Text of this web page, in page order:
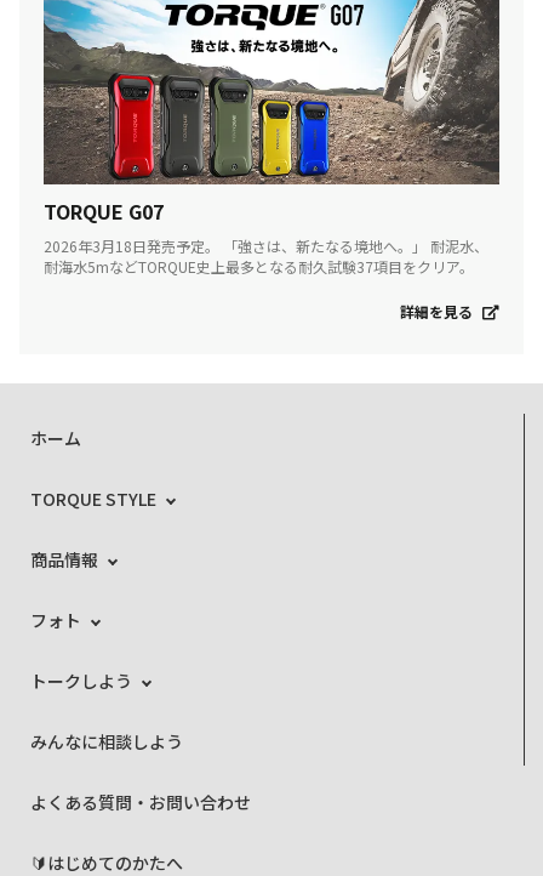
TORQUE G07
2026年3月18日発売予定。 「強さは、新たなる境地へ。」 耐泥水、
耐海水5mなどTORQUE史上最多となる耐久試験37項目をクリア。
詳細を見る
ホーム
TORQUE STYLE
商品情報
フォト
トークしよう
みんなに相談しよう
よくある質問・お問い合わせ
🔰はじめてのかたへ